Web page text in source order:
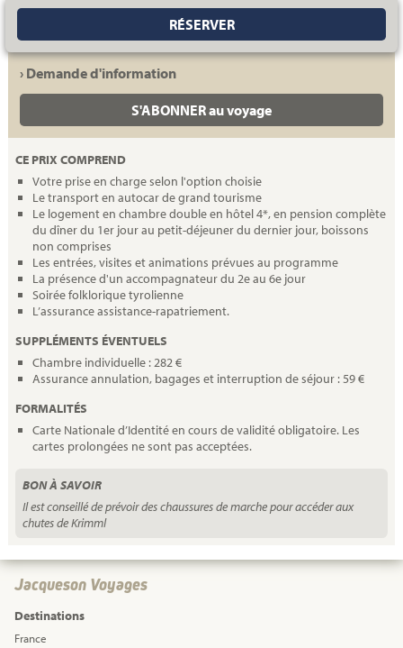
RÉSERVER
› Demande d'information
S'ABONNER au voyage
CE PRIX COMPREND
Votre prise en charge selon l'option choisie
Le transport en autocar de grand tourisme
Le logement en chambre double en hôtel 4*, en pension complète
du dîner du 1er jour au petit-déjeuner du dernier jour, boissons
non comprises
Les entrées, visites et animations prévues au programme
La présence d'un accompagnateur du 2e au 6e jour
Soirée folklorique tyrolienne
L’assurance assistance-rapatriement.
SUPPLÉMENTS ÉVENTUELS
Chambre individuelle : 282 €
Assurance annulation, bagages et interruption de séjour : 59 €
FORMALITÉS
Carte Nationale d’Identité en cours de validité obligatoire. Les
cartes prolongées ne sont pas acceptées.
BON À SAVOIR
Il est conseillé de prévoir des chaussures de marche pour accéder aux
chutes de Krimml
Jacqueson Voyages
Destinations
France